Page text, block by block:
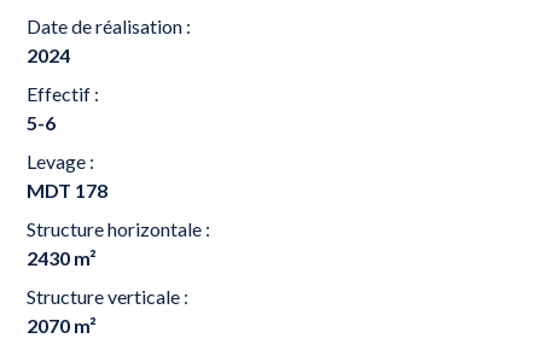
Date de réalisation :
2024
Effectif :
5-6
Levage :
MDT 178
Structure horizontale :
2430 m²
Structure verticale :
2070 m²